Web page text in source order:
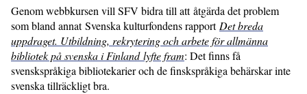
Genom webbkursen vill SFV bidra till att åtgärda det problem
som bland annat Svenska kulturfondens rapportDet breda
uppdraget. Utbildning, rekrytering och arbete för allmänna
bibliotek på svenska i Finland lyfte fram: Det finns få
svenskspråkiga bibliotekarier och de finskspråkiga behärskar inte
svenska tillräckligt bra.